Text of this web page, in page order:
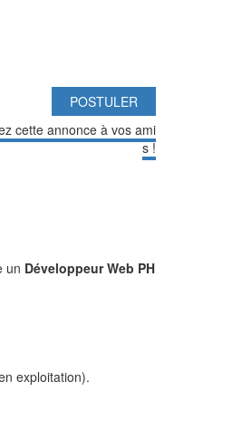
POSTULER
cette annonce à vos ami
s !
un Développeur Web PH
exploitation).